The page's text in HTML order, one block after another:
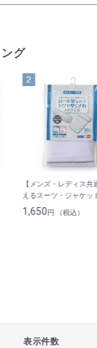
グ
【メンズ・レディス共
えるスーツ・ジャケッ
濯ネット
1,650円 （税込）
表示件数